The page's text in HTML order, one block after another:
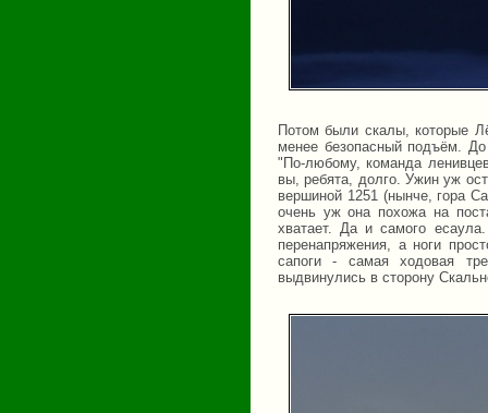
Потом были скалы, которые
менее безопасный подъём.
"По-любому, команда
вы, ребята, долго. Ужин уж
вершиной 1251 (нынче, гора
очень уж она похожа на
хватает. Да и самого
перенапряжения, а ноги
сапоги - самая ходовая
выдвинулись в сторону